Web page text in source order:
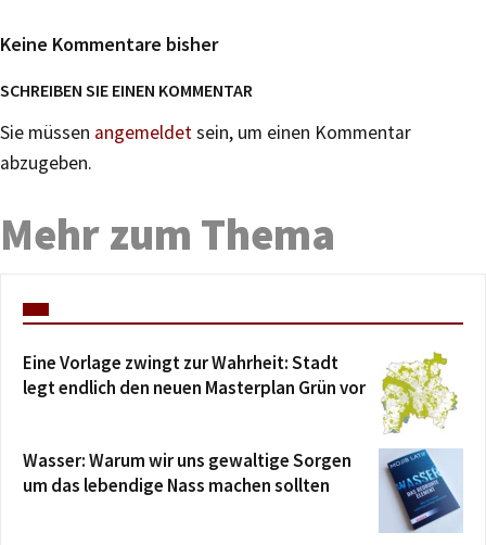
Keine Kommentare bisher
SCHREIBEN SIE EINEN KOMMENTAR
Sie müssen angemeldetsein, um einen Kommentar
abzugeben.
Mehr zum Thema
Eine Vorlage zwingt zur Wahrheit: Stadt
legt endlich den neuen Masterplan Grün vor
Wasser: Warum wir uns gewaltige Sorgen
um das lebendige Nass machen sollten